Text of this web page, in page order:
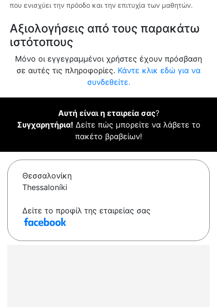
που ενισχύει την πρόοδο και την επιτυχία των μαθητών.
Αξιολογήσεις από τους παρακάτω
ιστότοπους
Μόνο οι εγγεγραμμένοι χρήστες έχουν πρόσβαση
σε αυτές τις πληροφορίες. Κάντε κλικ εδώ για να
συνδεθείτε.
Αυτή είναι η εταιρεία σας?
Συγχαρητήρια! Δείτε πώς μπορείτε να λάβετε το
πακέτο βραβείων!
Θεσσαλονίκη
Thessaloníki
Δείτε το προφίλ της εταιρείας σας